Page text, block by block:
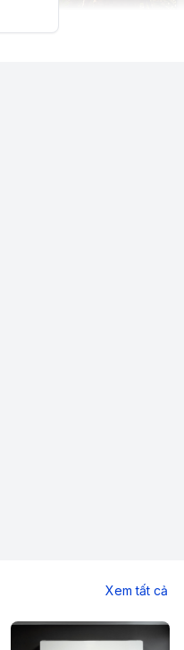
đại
bảo hiệu quả tản nhiệt và
quá nặng và khả năng lắp
của mọi gia đình.
lý α11 AI Processor 4K Gen 2
Xem tất cả